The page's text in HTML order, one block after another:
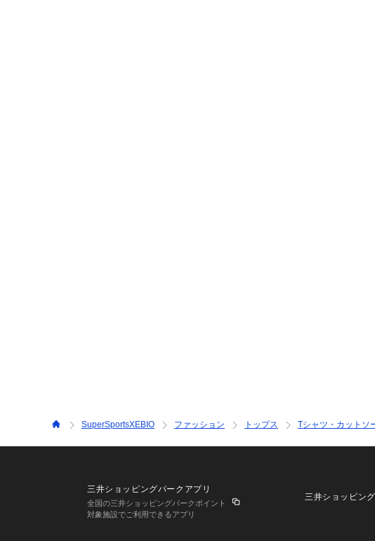
SuperSportsXEBIO ファッション トップス Tシャツ・カットソ
三井ショッピングパークアプリ
全国の三井ショッピングパークポイント
対象施設でご利用できるアプリ
三井ショッピン